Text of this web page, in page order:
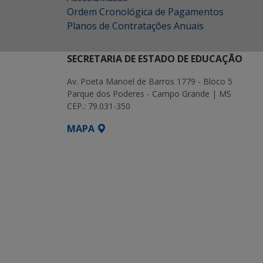
Ordem Cronológica de Pagamentos
Planos de Contratações Anuais
SECRETARIA DE ESTADO DE EDUCAÇÃO
Av. Poeta Manoel de Barros 1779 - Bloco 5
Parque dos Poderes - Campo Grande | MS
CEP.: 79.031-350
MAPA